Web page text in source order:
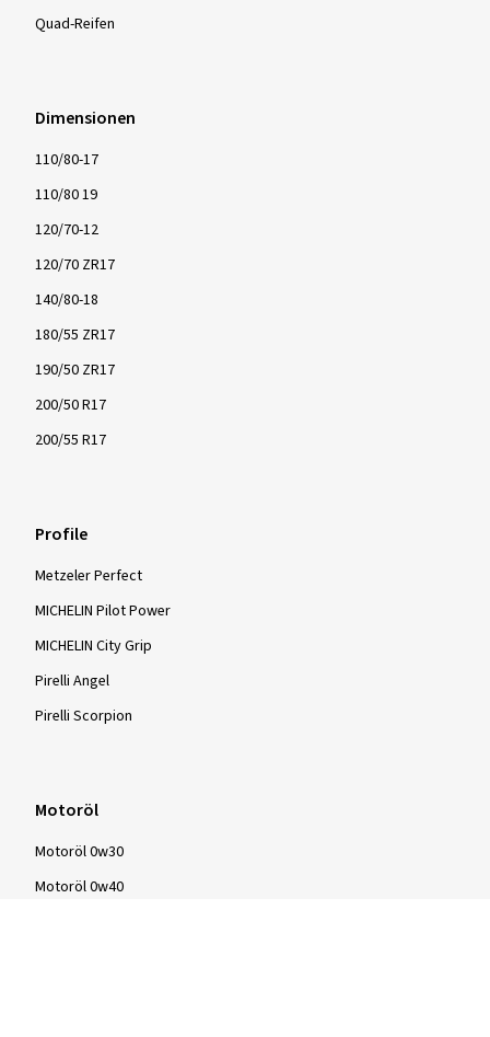
Quad-Reifen
Dimensionen
110/80-17
110/80 19
120/70-12
120/70 ZR17
140/80-18
180/55 ZR17
190/50 ZR17
200/50 R17
200/55 R17
Profile
Metzeler Perfect
MICHELIN Pilot Power
MICHELIN City Grip
Pirelli Angel
Pirelli Scorpion
Motoröl
Motoröl 0w30
Motoröl 0w40